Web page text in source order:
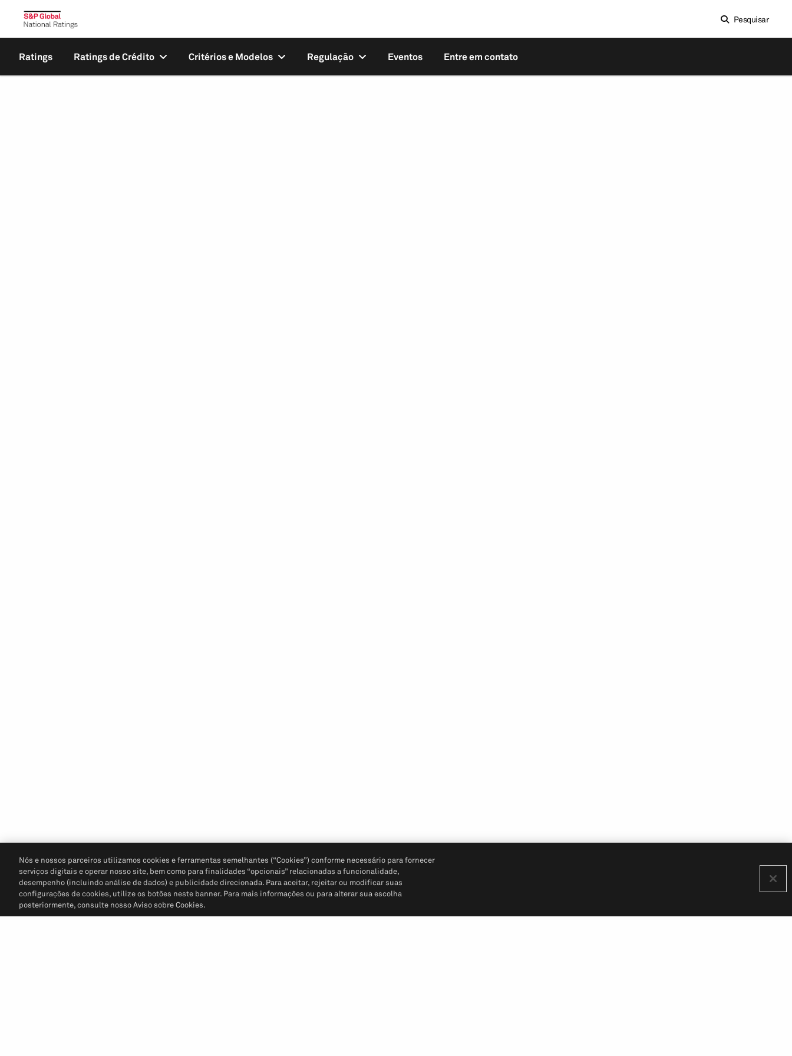
Pesquisar
Ratings Ratings de Crédito Critérios e Modelos Regulação Eventos Entre em contato
Nós e nossos parceiros utilizamos cookies e ferramentas semelhantes (“Cookies”) conforme necessário para fornecer
serviços digitais e operar nosso site, bem como para finalidades “opcionais” relacionadas a funcionalidade,
desempenho (incluindo análise de dados) e publicidade direcionada. Para aceitar, rejeitar ou modificar suas
configurações de cookies, utilize os botões neste banner. Para mais informações ou para alterar sua escolha
posteriormente, consulte nosso Aviso sobre Cookies.